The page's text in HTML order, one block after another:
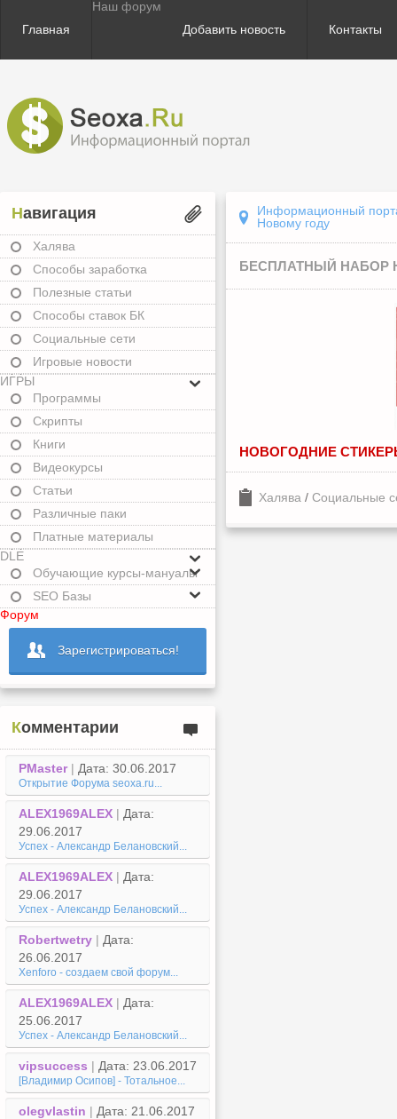
Главная
Наш форум
Добавить новость
Контакты
Навигация
Халява
Способы заработка
Полезные статьи
Способы ставок БК
Социальные сети
Игровые новости
ИГРЫ
Программы
Скрипты
Книги
Видеокурсы
Статьи
Различные паки
Платные материалы
DLE
Обучающие курсы-мануалы
SEO Базы
Форум
Зарегистрироваться!
Комментарии
PMaster| Дата: 30.06.2017
Открытие Форума seoxa.ru...
ALEX1969ALEX | Дата:
29.06.2017
Успех - Александр Белановский...
ALEX1969ALEX | Дата:
29.06.2017
Успех - Александр Белановский...
Robertwetry | Дата:
26.06.2017
Xenforo - создаем свой форум...
ALEX1969ALEX | Дата:
25.06.2017
Успех - Александр Белановский...
vipsuccess | Дата: 23.06.2017
[Владимир Осипов] - Тотальное...
olegvlastin | Дата: 21.06.2017
Информационный
Новому году
БЕСПЛАТНЫЙ НАБОР
НОВОГОДНИЕ
Халява / Социальные